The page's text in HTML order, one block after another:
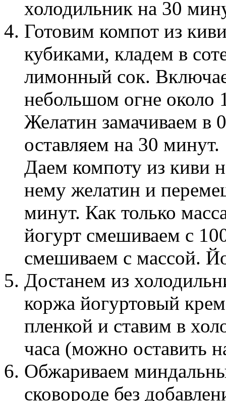
холодильник на 30
Готовим компот из
кубиками, кладем в
лимонный сок.
небольшом огне около
Желатин замачиваем в
оставляем на 30 минут.
Даем компоту из киви
нему желатин и
минут. Как только
йогурт смешиваем с
смешиваем с массой.
Достанем из
коржа йогуртовый
пленкой и ставим в
часа (можно оставить
Обжариваем
сковороде без